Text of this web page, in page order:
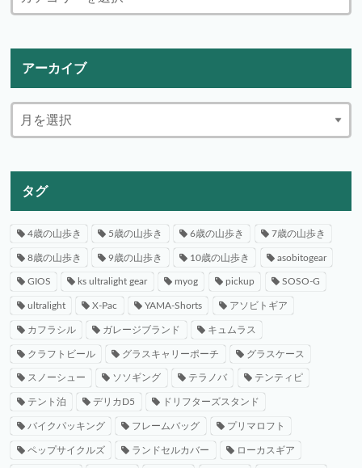
アーカイブ
タグ
4歳の山歩き 5歳の山歩き 6歳の山歩き 7歳の山歩き
8歳の山歩き 9歳の山歩き 10歳の山歩き asobitogear
GIOS ks ultralight gear myog pickup SOSO-G
ultralight X-Pac YAMA-Shorts アソビトギア
カフラシル ガレージブランド キュムラス
クラフトビール グラスキャリーポーチ グラスケース
スノーシュー ソソギング テラノバ テンティピ
テント泊 デリカD5 ドリフターズスタンド
バイクパッキング フレームバッグ プリマロフト
ペップサイクルズ ランドセルカバー ローカスギア